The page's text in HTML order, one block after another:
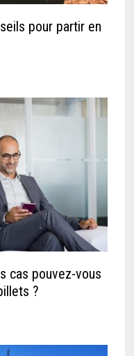
pour partir en
cas pouvez-vous
?